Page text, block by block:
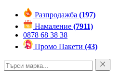
Разпродажба (197)
Намаление (7911)
0878 68 38 38
Промо Пакети (43)